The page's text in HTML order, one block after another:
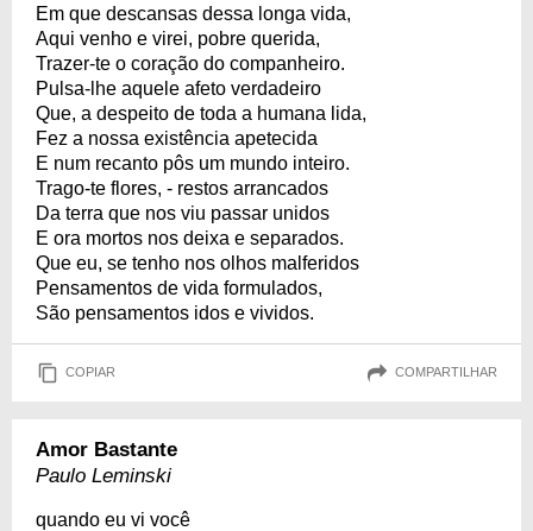
Em que descansas dessa longa vida,
Aqui venho e virei, pobre querida,
Trazer-te o coração do companheiro.
Pulsa-lhe aquele afeto verdadeiro
Que, a despeito de toda a humana lida,
Fez a nossa existência apetecida
E num recanto pôs um mundo inteiro.
Trago-te flores, - restos arrancados
Da terra que nos viu passar unidos
E ora mortos nos deixa e separados.
Que eu, se tenho nos olhos malferidos
Pensamentos de vida formulados,
São pensamentos idos e vividos.
COPIAR COMPARTILHAR
Amor Bastante
Paulo Leminski
quando eu vi você